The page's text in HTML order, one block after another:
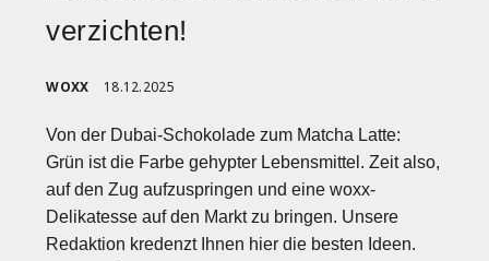
verzichten!
WOXX 18.12.2025
Von der Dubai-Schokolade zum Matcha Latte:
Grün ist die Farbe gehypter Lebensmittel. Zeit also,
auf den Zug aufzuspringen und eine woxx-
Delikatesse auf den Markt zu bringen. Unsere
Redaktion kredenzt Ihnen hier die besten Ideen.